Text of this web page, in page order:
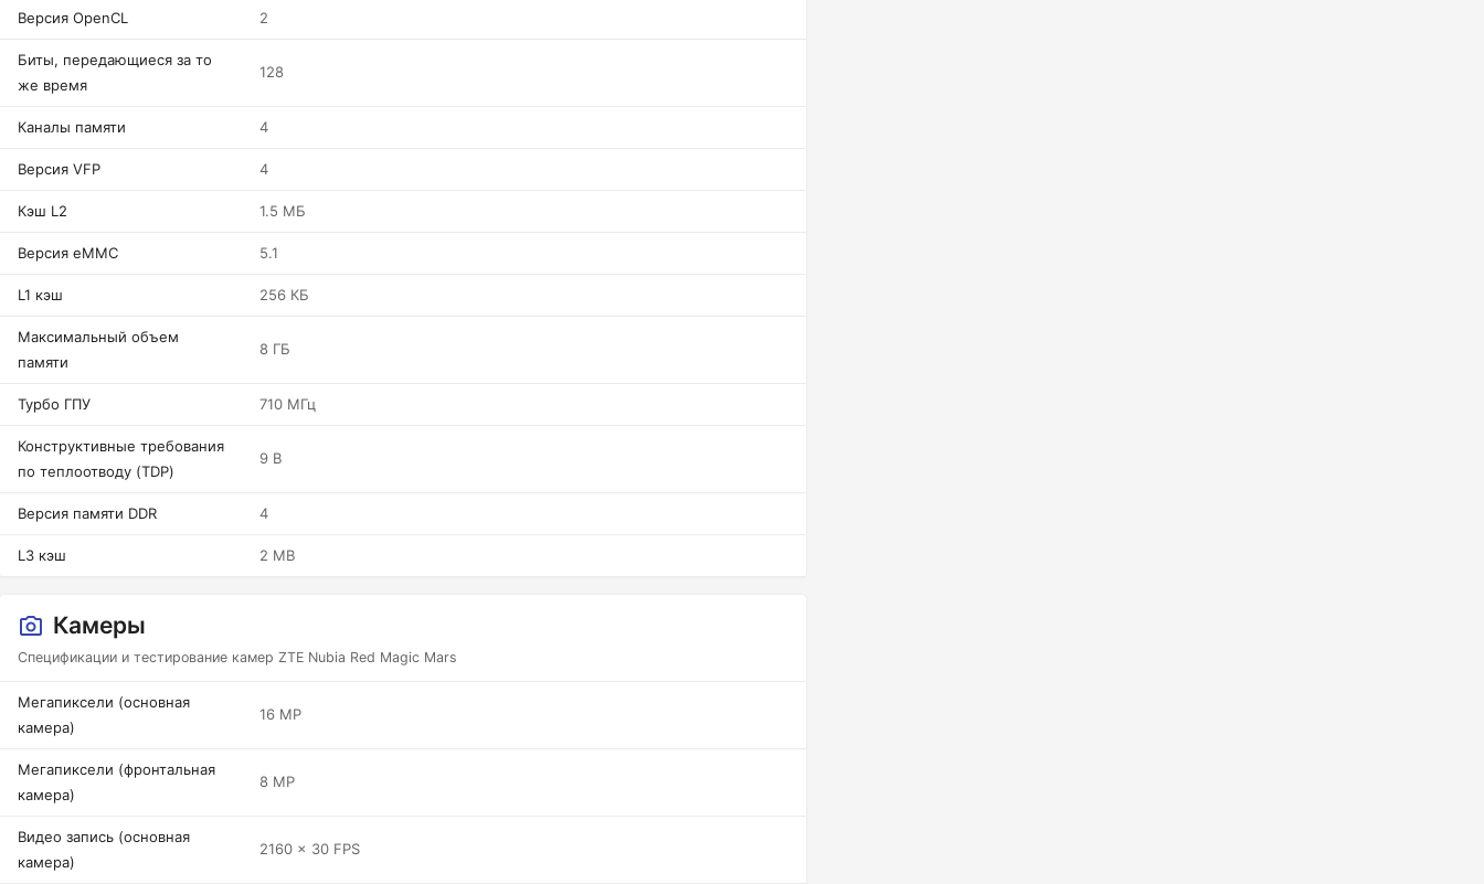
Версия OpenCL 2
Биты, передающиеся за то
же время
128
Каналы памяти 4
Версия VFP 4
Кэш L2 1.5 МБ
Версия eMMC 5.1
L1 кэш 256 КБ
Максимальный объем
памяти
8 ГБ
Турбо ГПУ 710 МГц
Конструктивные требования
по теплоотводу (TDP)
9 В
Версия памяти DDR 4
L3 кэш 2 MB
Камеры
Спецификации и тестирование камер ZTE Nubia Red Magic Mars
Мегапиксели (основная
камера)
16 MP
Мегапиксели (фронтальная
камера)
8 MP
Видео запись (основная
камера)
2160 x 30 FPS